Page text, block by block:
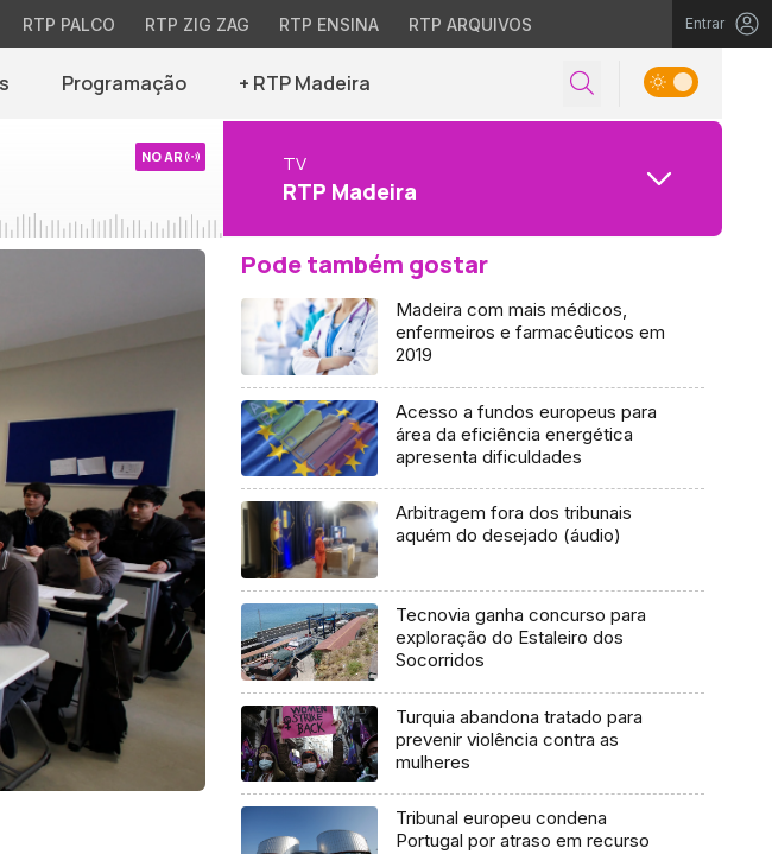
RTP PALCO RTP ZIG ZAG RTP ENSINA RTP ARQUIVOS Entrar
Programação + RTP Madeira
NO AR TV
RTP Madeira
Pode também gostar
Madeira com mais médicos,
enfermeiros e farmacêuticos em
2019
Acesso a fundos europeus para
área da eficiência energética
apresenta dificuldades
Arbitragem fora dos tribunais
aquém do desejado (áudio)
Tecnovia ganha concurso para
exploração do Estaleiro dos
Socorridos
Turquia abandona tratado para
prevenir violência contra as
mulheres
Tribunal europeu condena
Portugal por atraso em recurso